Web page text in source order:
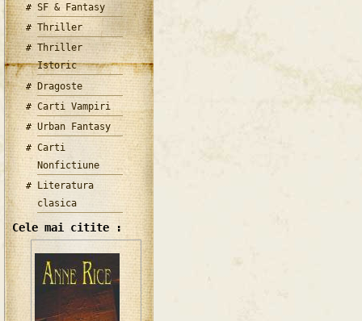
SF & Fantasy
Thriller
Thriller
Istoric
Dragoste
Carti Vampiri
Urban Fantasy
Carti
Nonfictiune
Literatura
clasica
Cele mai citite :